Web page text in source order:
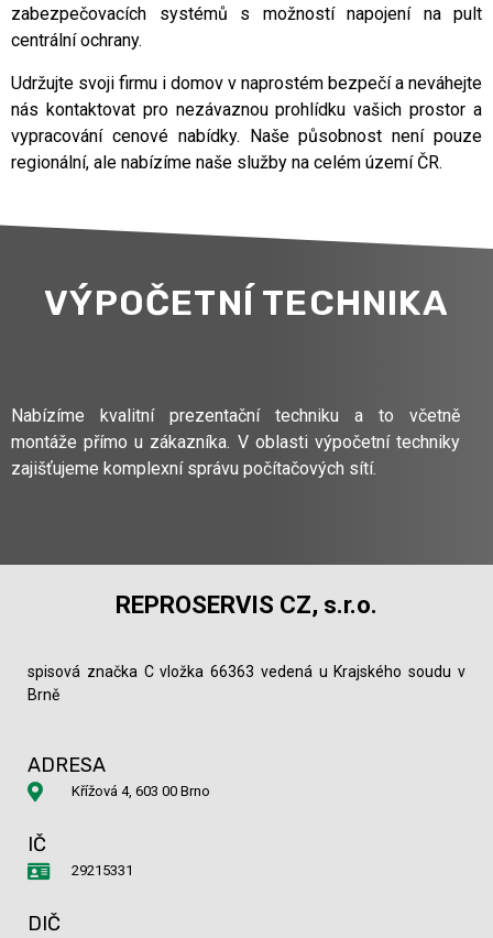
zabezpečovacích systémů s možností napojení na pult
centrální ochrany.
Udržujte svoji firmu i domov v naprostém bezpečí a neváhejte
nás kontaktovat pro nezávaznou prohlídku vašich prostor a
vypracování cenové nabídky. Naše působnost není pouze
regionální, ale nabízíme naše služby na celém území ČR.
VÝPOČETNÍ TECHNIKA
Nabízíme kvalitní prezentační techniku a to včetně
montáže přímo u zákazníka. V oblasti výpočetní techniky
zajišťujeme komplexní správu počítačových sítí.
REPROSERVIS CZ, s.r.o.
spisová značka C vložka 66363 vedená u Krajského soudu v
Brně
ADRESA
Křížová 4, 603 00 Brno
IČ
29215331
DIČ